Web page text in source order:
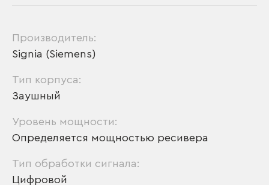
Производитель:
Signia (Siemens)
Тип корпуса:
Заушный
Уровень мощности:
Определяется мощностью ресивера
Тип обработки сигнала:
Цифровой